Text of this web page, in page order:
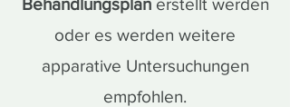
Behandlungsplanerstellt werden
oder es werden weitere
apparative Untersuchungen
empfohlen.